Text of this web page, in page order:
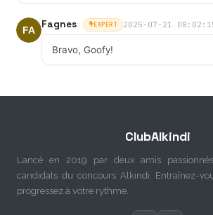
Fagnes EXPERT 2025-07-21
Bravo, Goofy!
ClubAlkindi
Lancé en 2019 par deux amis
candidats du concours Alkindi. Entraînez-
progressez à votre rythme.